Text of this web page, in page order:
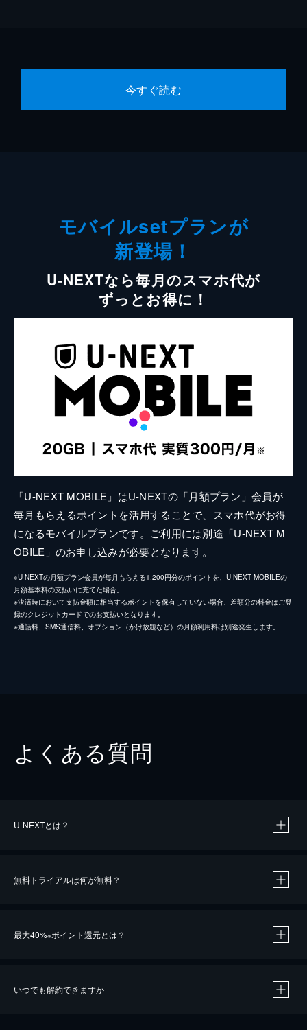
今すぐ読む
モバイルsetプランが
新登場！
U-NEXTなら毎月のスマホ代が
ずっとお得に！
「U-NEXT MOBILE」はU-NEXTの「月額プラン」会員が
毎月もらえるポイントを活用することで、スマホ代がお得
になるモバイルプランです。ご利用には別途「U-NEXT M
OBILE」のお申し込みが必要となります。
※U-NEXTの月額プラン会員が毎月もらえる1,200円分のポイントを、U-NEXT MOBILEの
月額基本料の支払いに充てた場合。
※決済時において支払金額に相当するポイントを保有していない場合、差額分の料金はご登
録のクレジットカードでのお支払いとなります。
※通話料、SMS通信料、オプション（かけ放題など）の月額利用料は別途発生します。
よくある質問
U-NEXTとは？
無料トライアルは何が無料？
最大40%※ポイント還元とは？
いつでも解約できますか